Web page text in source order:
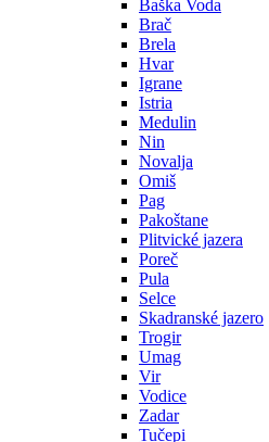
Baška Voda
Brač
Brela
Hvar
Igrane
Istria
Medulin
Nin
Novalja
Omiš
Pag
Pakoštane
Plitvické jazera
Poreč
Pula
Selce
Skadranské jazero
Trogir
Umag
Vir
Vodice
Zadar
Tučepi